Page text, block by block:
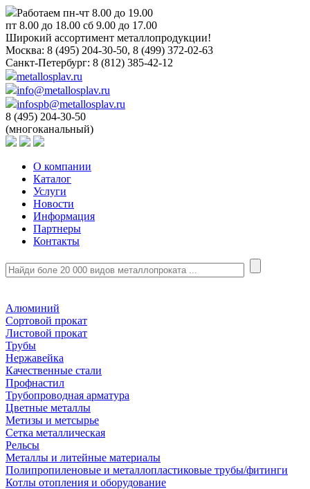
Работаем пн-чт 8.00 до 19.00
пт 8.00 до 18.00 сб 9.00 до 17.00
Широкий ассортимент металлопродукции!
Москва: 8 (495) 204-30-50, 8 (499) 372-02-63
Санкт-Петербург: 8 (812) 385-42-12
metallosplav.ru
info@metallosplav.ru
infospb@metallosplav.ru
8 (495) 204-30-50
(многоканальный)
О компании
Каталог
Услуги
Новости
Информация
Партнеры
Контакты
Алюминий
Сортовой прокат
Листовой прокат
Трубы
Нержавейка
Качественные стали
Профнастил
Трубопроводная арматура
Цветные металлы
Метизы и метсырье
Сетка металлическая
Рельсы
Металлы и литейные материалы
Полипропиленовые и металлопластиковые трубы/фитинги
Котлы отопления и оборудование